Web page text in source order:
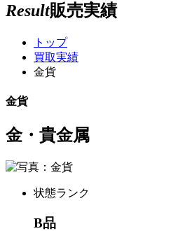
Result販売実績
トップ
買取実績
金貨
金貨
金・貴金属
状態ランク
B品